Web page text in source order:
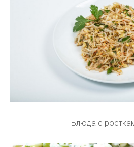
Блюда с